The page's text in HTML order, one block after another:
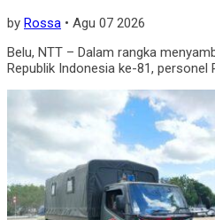
by Rossa • Agu 07 2026
Belu, NTT – Dalam rangka
Republik Indonesia ke-81, personel